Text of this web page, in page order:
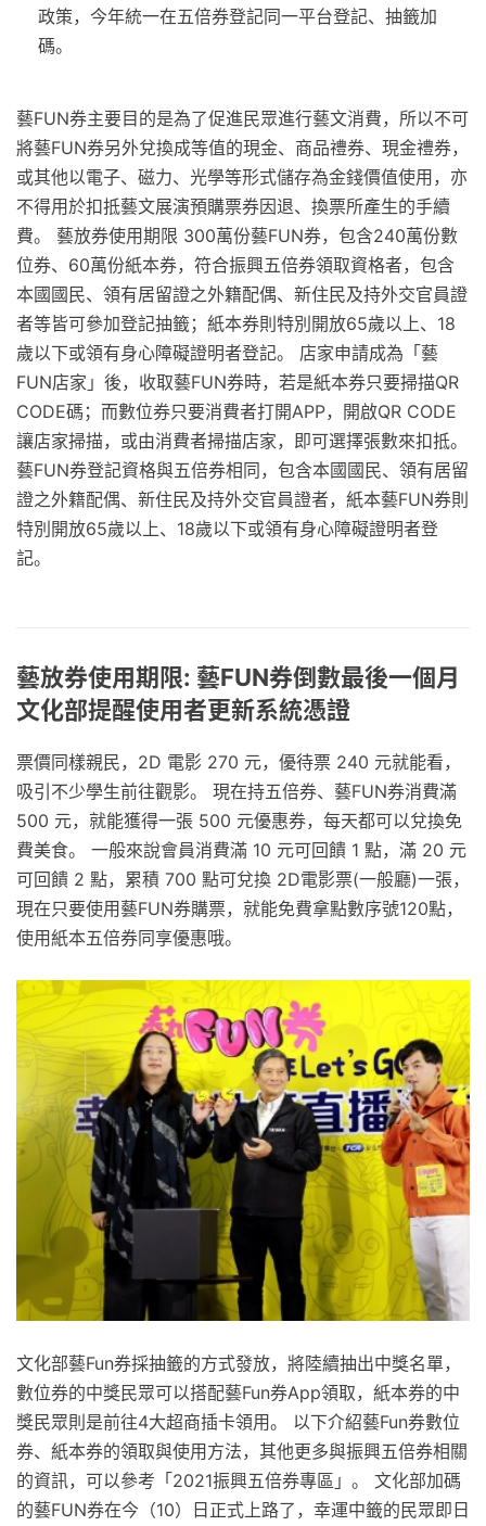
政策，今年統一在五倍券登記同一平台登記、抽籤加
碼。
藝FUN券主要目的是為了促進民眾進行藝文消費，所以不可
將藝FUN券另外兌換成等值的現金、商品禮券、現金禮券，
或其他以電子、磁力、光學等形式儲存為金錢價值使用，亦
不得用於扣抵藝文展演預購票券因退、換票所產生的手續
費。 藝放券使用期限 300萬份藝FUN券，包含240萬份數
位券、60萬份紙本券，符合振興五倍券領取資格者，包含
本國國民、領有居留證之外籍配偶、新住民及持外交官員證
者等皆可參加登記抽籤；紙本券則特別開放65歲以上、18
歲以下或領有身心障礙證明者登記。 店家申請成為「藝
FUN店家」後，收取藝FUN券時，若是紙本券只要掃描QR
CODE碼；而數位券只要消費者打開APP，開啟QR CODE
讓店家掃描，或由消費者掃描店家，即可選擇張數來扣抵。
藝FUN券登記資格與五倍券相同，包含本國國民、領有居留
證之外籍配偶、新住民及持外交官員證者，紙本藝FUN券則
特別開放65歲以上、18歲以下或領有身心障礙證明者登
記。
藝放券使用期限: 藝FUN券倒數最後一個月
文化部提醒使用者更新系統憑證
票價同樣親民，2D 電影 270 元，優待票 240 元就能看，
吸引不少學生前往觀影。 現在持五倍券、藝FUN券消費滿
500 元，就能獲得一張 500 元優惠券，每天都可以兌換免
費美食。 一般來說會員消費滿 10 元可回饋 1 點，滿 20 元
可回饋 2 點，累積 700 點可兌換 2D電影票(一般廳)一張，
現在只要使用藝FUN券購票，就能免費拿點數序號120點，
使用紙本五倍券同享優惠哦。
文化部藝Fun券採抽籤的方式發放，將陸續抽出中獎名單，
數位券的中獎民眾可以搭配藝Fun券App領取，紙本券的中
獎民眾則是前往4大超商插卡領用。 以下介紹藝Fun券數位
券、紙本券的領取與使用方法，其他更多與振興五倍券相關
的資訊，可以參考「2021振興五倍券專區」。 文化部加碼
的藝FUN券在今（10）日正式上路了，幸運中籤的民眾即日